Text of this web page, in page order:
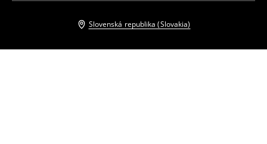
Slovenská republika (Slovakia)